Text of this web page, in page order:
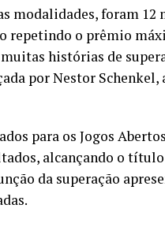
modalidades, foram 12
repetindo o prêmio
histórias de
por Nestor
para os Jogos
alcançando o
da superação